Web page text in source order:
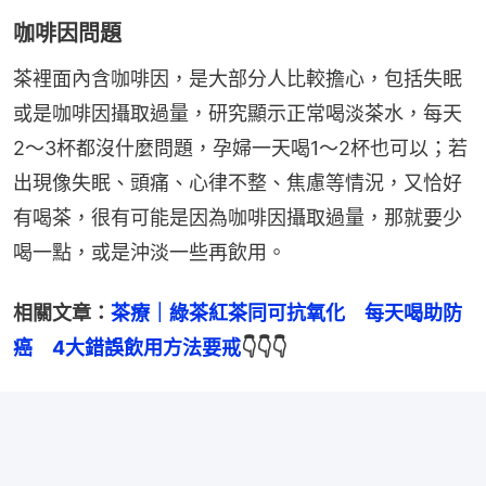
咖啡因問題
茶裡面內含咖啡因，是大部分人比較擔心，包括失眠
或是咖啡因攝取過量，研究顯示正常喝淡茶水，每天
2～3杯都沒什麼問題，孕婦一天喝1～2杯也可以；若
出現像失眠、頭痛、心律不整、焦慮等情況，又恰好
有喝茶，很有可能是因為咖啡因攝取過量，那就要少
喝一點，或是沖淡一些再飲用。
相關文章： 茶療｜綠茶紅茶同可抗氧化　每天喝助防
癌　4大錯誤飲用方法要戒👇👇👇